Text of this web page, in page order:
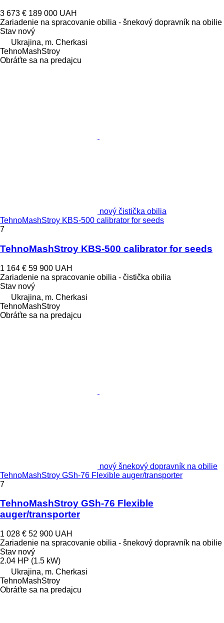
3 673 € 189 000 UAH
Zariadenie na spracovanie obilia - šnekový dopravník na obilie
Stav nový
Ukrajina, m. Cherkasi
TehnoMashStroy
Obráťte sa na predajcu
nový čistička obilia
TehnoMashStroy KBS-500 calibrator for seeds
7
TehnoMashStroy KBS-500 calibrator for seeds
1 164 € 59 900 UAH
Zariadenie na spracovanie obilia - čistička obilia
Stav nový
Ukrajina, m. Cherkasi
TehnoMashStroy
Obráťte sa na predajcu
nový šnekový dopravník na obilie
TehnoMashStroy GSh-76 Flexible auger/transporter
7
TehnoMashStroy GSh-76 Flexible
auger/transporter
1 028 € 52 900 UAH
Zariadenie na spracovanie obilia - šnekový dopravník na obilie
Stav nový
2.04 HP (1.5 kW)
Ukrajina, m. Cherkasi
TehnoMashStroy
Obráťte sa na predajcu